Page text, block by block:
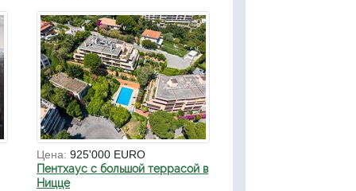
Цена: 925'000 EURO
Пентхаус с большой террасой в
Ницце